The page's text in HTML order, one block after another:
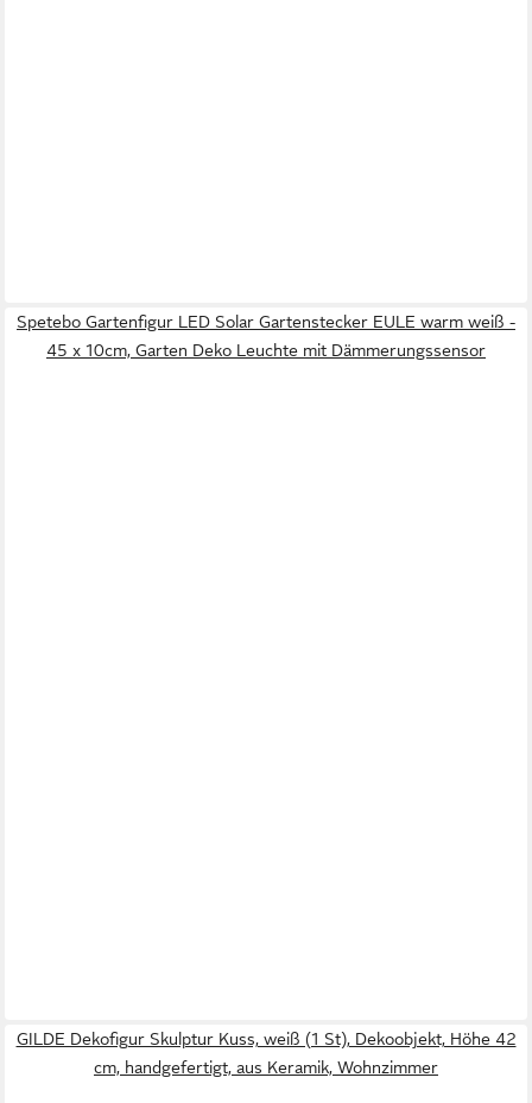
Spetebo Gartenfigur LED Solar Gartenstecker EULE warm weiß -
45 x 10cm, Garten Deko Leuchte mit Dämmerungssensor
GILDE Dekofigur Skulptur Kuss, weiß (1 St), Dekoobjekt, Höhe 42
cm, handgefertigt, aus Keramik, Wohnzimmer